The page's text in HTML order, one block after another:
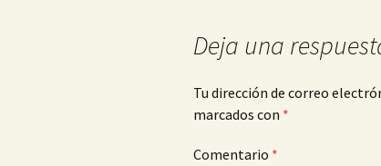
Deja una
Tu dirección de correo
marcados con *
Comentario *